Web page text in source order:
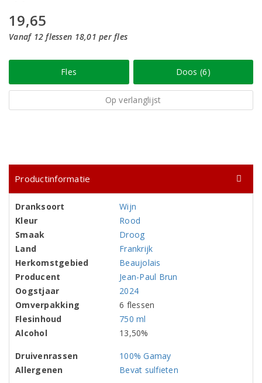
19,65
Vanaf 12 flessen 18,01 per fles
Fles Doos (6)
Op verlanglijst
Productinformatie
Dranksoort
Wijn
Kleur
Rood
Smaak
Droog
Land
Frankrijk
Herkomstgebied
Beaujolais
Producent
Jean-Paul Brun
Oogstjaar
2024
Omverpakking
6 flessen
Flesinhoud
750 ml
Alcohol
13,50%
Druivenrassen
100% Gamay
Allergenen
Bevat sulfieten